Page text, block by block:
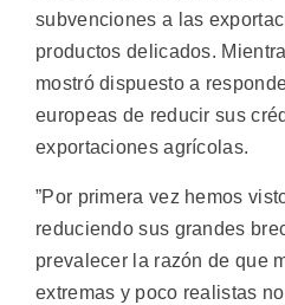
subvenciones a las
productos delicados.
mostró dispuesto a
europeas de reducir sus
exportaciones agrícolas.
”Por primera vez hemos
reduciendo sus grandes
prevalecer la razón de que
extremas y poco realistas